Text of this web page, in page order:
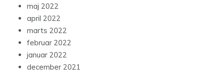
maj 2022
april 2022
marts 2022
februar 2022
januar 2022
december 2021